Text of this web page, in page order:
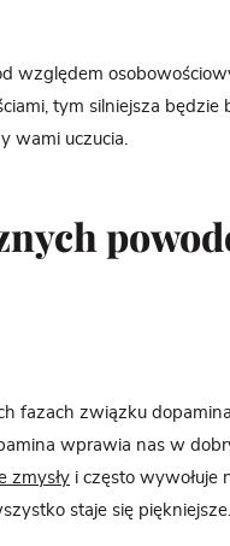
względem
tym silniejsza będzie
wami uczucia.
fazach związku
wprawia nas w
zmysły i często wywołuje
staje się piękniejsze.